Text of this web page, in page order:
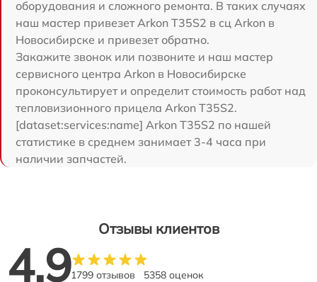
оборудования и сложного ремонта. В таких случаях
наш мастер привезет Arkon T35S2 в сц Arkon в
Новосибирске и привезет обратно.
Закажите звонок или позвоните и наш мастер
сервисного центра Arkon в Новосибирске
проконсультирует и определит стоимость работ над
тепловизионного прицела Arkon T35S2.
[dataset:services:name] Arkon T35S2 по нашей
статистике в среднем занимает 3-4 часа при
наличии запчастей.
Отзывы клиентов
4.91799 отзывов 5358 оценок